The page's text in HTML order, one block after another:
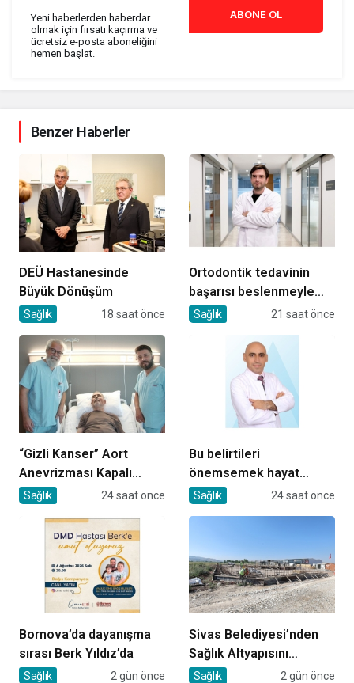
Yeni haberlerden haberdar
olmak için fırsatı kaçırma ve
ücretsiz e-posta aboneliğini
hemen başlat.
ABONE OL
Benzer Haberler
DEÜ Hastanesinde
Büyük Dönüşüm
Sağlık 18 saat önce
Ortodontik tedavinin
başarısı beslenmeyle
başlar!
Sağlık 21 saat önce
“Gizli Kanser” Aort
Anevrizması Kapalı
Yöntemle Tedavi Edildi
Sağlık 24 saat önce
Bu belirtileri
önemsemek hayat
kurtarıyor
Sağlık 24 saat önce
Bornova’da dayanışma
sırası Berk Yıldız’da
Sağlık 2 gün önce
Sivas Belediyesi’nden
Sağlık Altyapısını
Güçlendirecek Yatırım
Sağlık 2 gün önce